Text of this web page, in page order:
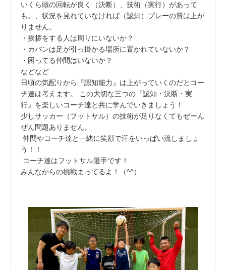
いくら頭の回転が良く（決断）、技術（実行）があって
も。、状況を見れていなければ（認知）プレーの質は上が
りません。
・挨拶をする人は周りにいないか？
・カバンは足が引っ掛かる場所に置かれていないか？
・困ってる仲間はいないか？
などなど
日頃の気配りから『認知能力』は上がっていくのだとコー
チ達は考えます。 この大切な三つの『認知・決断・実
行』を楽しいコーチ達と共に学んでいきましょう！
少しサッカー（フットサル）の技術が足りなくてもぜーん
ぜん問題ありません。
仲間やコーチ達と一緒に笑顔で汗をいっぱい流しましょ
う！！
コーチ達はフットサル選手です！
みんなからの挑戦まってるよ！（^^）